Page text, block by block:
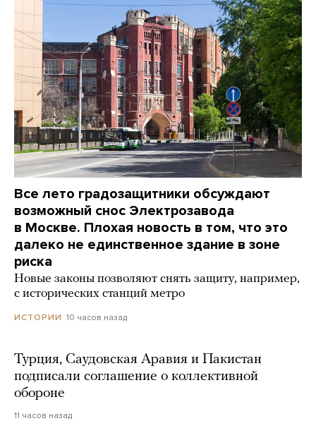
Все лето градозащитники обсуждают
возможный снос Электрозавода
в Москве. Плохая новость в том, что это
далеко не единственное здание в зоне
риска
Новые законы позволяют снять защиту, например,
с исторических станций метро
ИСТОРИИ 10 часов назад
Турция, Саудовская Аравия и Пакистан
подписали соглашение о коллективной
обороне
11 часов назад